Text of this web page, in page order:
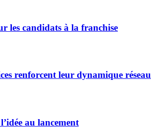
les candidats à la franchise
renforcent leur dynamique réseau
au lancement